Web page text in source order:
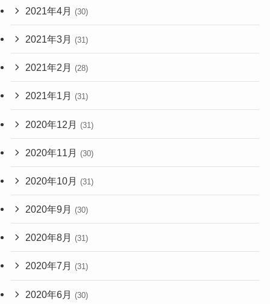
2021年4月 (30)
2021年3月 (31)
2021年2月 (28)
2021年1月 (31)
2020年12月 (31)
2020年11月 (30)
2020年10月 (31)
2020年9月 (30)
2020年8月 (31)
2020年7月 (31)
2020年6月 (30)